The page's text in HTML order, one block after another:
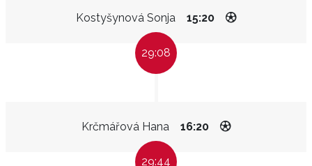
Kostyšynová Sonja 15:20
29:08
Krčmářová Hana 16:20
29:44